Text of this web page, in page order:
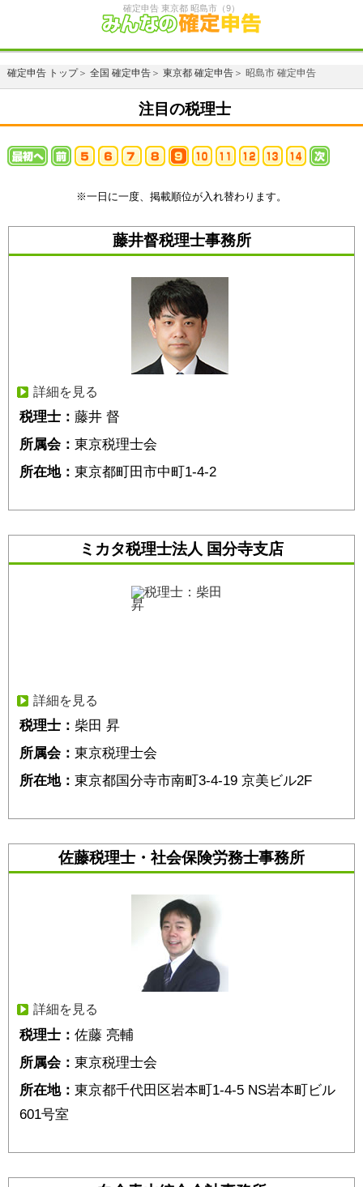
確定申告 東京都 昭島市（9）
確定申告 トップ＞ 全国 確定申告＞ 東京都 確定申告＞ 昭島市 確定申告
注目の税理士
※一日に一度、掲載順位が入れ替わります。
藤井督税理士事務所
詳細を見る
税理士： 藤井 督
所属会： 東京税理士会
所在地： 東京都町田市中町1-4-2
ミカタ税理士法人 国分寺支店
詳細を見る
税理士： 柴田 昇
所属会： 東京税理士会
所在地： 東京都国分寺市南町3-4-19 京美ビル2F
佐藤税理士・社会保険労務士事務所
詳細を見る
税理士： 佐藤 亮輔
所属会： 東京税理士会
所在地： 東京都千代田区岩本町1-4-5 NS岩本町ビル
601号室